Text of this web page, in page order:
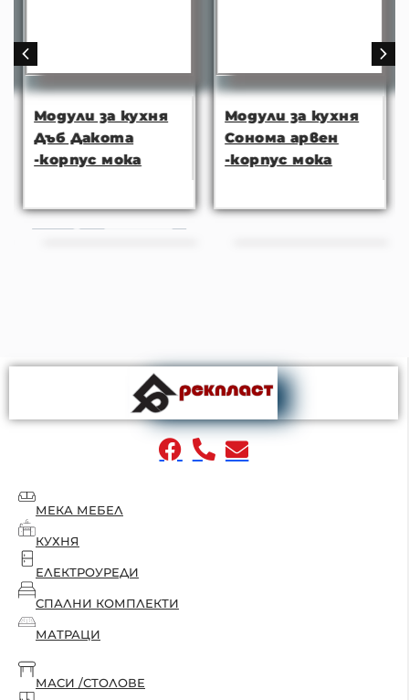
Модули за кухня
Дъб Дакота
-корпус мока
Модули за кухня
Сонома арвен
-корпус мока
МЕКА МЕБЕЛ
КУХНЯ
ЕЛЕКТРОУРЕДИ
СПАЛНИ КОМПЛЕКТИ
МАТРАЦИ
МАСИ /СТОЛОВЕ